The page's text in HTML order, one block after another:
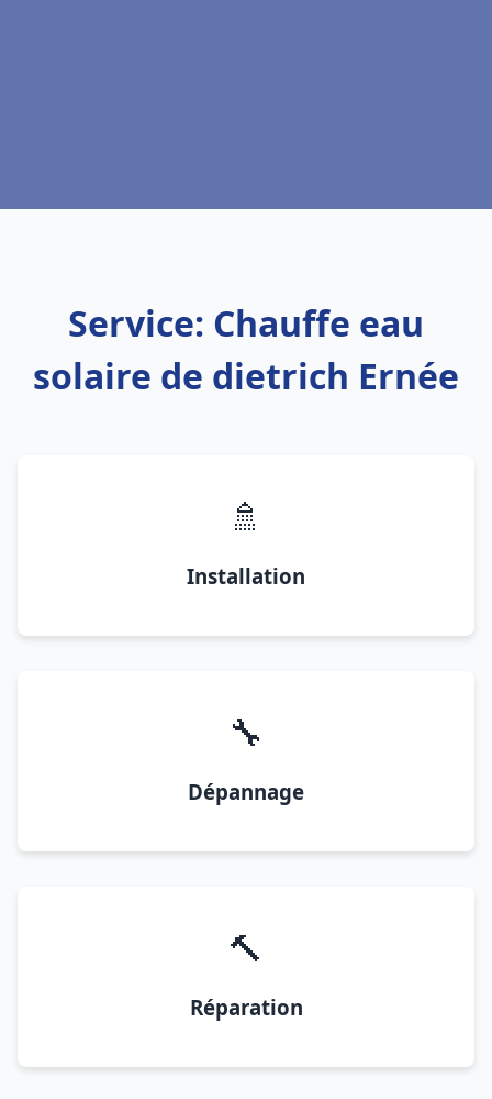
Service: Chauffe eau
solaire de dietrich Ernée
🚿
Installation
🔧
Dépannage
🔨
Réparation